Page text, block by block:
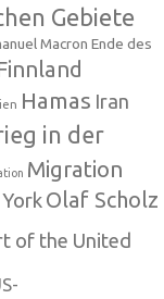
Gebiete
Macron Ende des
Hamas Iran
in der
Migration
Olaf Scholz
of the United